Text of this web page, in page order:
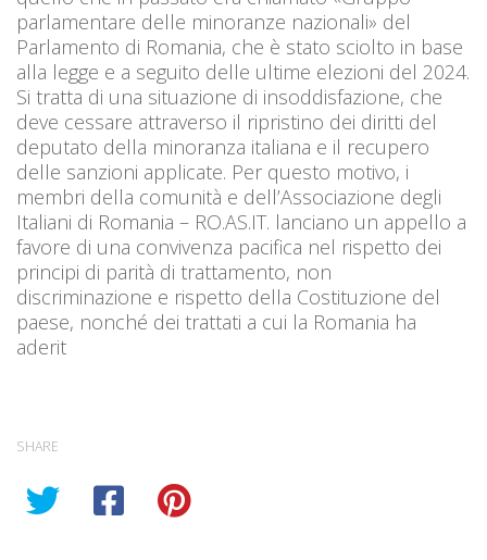
parlamentare delle minoranze nazionali» del
Parlamento di Romania, che è stato sciolto in base
alla legge e a seguito delle ultime elezioni del 2024.
Si tratta di una situazione di insoddisfazione, che
deve cessare attraverso il ripristino dei diritti del
deputato della minoranza italiana e il recupero
delle sanzioni applicate. Per questo motivo, i
membri della comunità e dell’Associazione degli
Italiani di Romania – RO.AS.IT. lanciano un appello a
favore di una convivenza pacifica nel rispetto dei
principi di parità di trattamento, non
discriminazione e rispetto della Costituzione del
paese, nonché dei trattati a cui la Romania ha
aderit
SHARE